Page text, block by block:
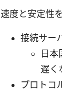
速度と安定性
接続サー
日本
遅く
プロトコ